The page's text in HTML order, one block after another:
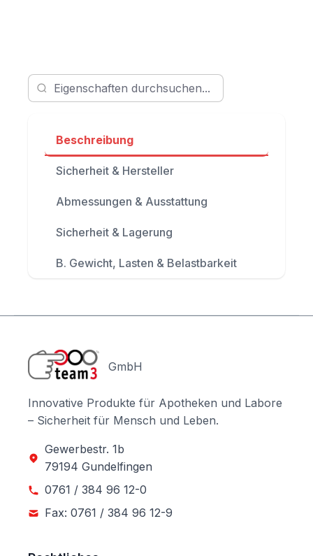
Beschreibung
Sicherheit & Hersteller
Abmessungen & Ausstattung
Sicherheit & Lagerung
B. Gewicht, Lasten & Belastbarkeit
GmbH
Innovative Produkte für Apotheken und Labore
– Sicherheit für Mensch und Leben.
Gewerbestr. 1b
79194 Gundelfingen
0761 / 384 96 12-0
Fax: 0761 / 384 96 12-9